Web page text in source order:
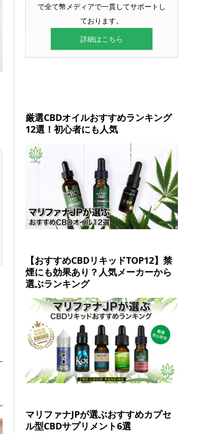
で全て幣メディアで一貫してサポートし
ております。
詳細はこちら
厳選CBDオイルおすすめランキング
12選！初心者にも人気
【おすすめCBDリキッドTOP12】禁
煙にも効果あり？人気メーカーから
選ぶランキング
マリファナJPが選ぶおすすめカプセ
ル型CBDサプリメント6選